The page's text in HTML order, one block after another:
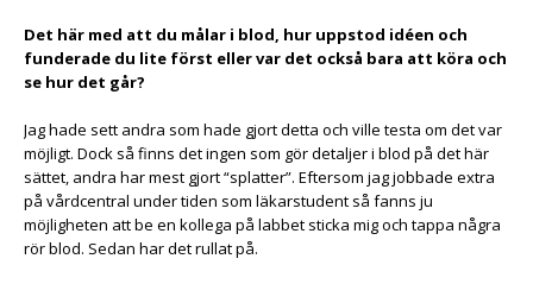
Det här med att du målar i blod, hur uppstod idéen och
funderade du lite först eller var det också bara att köra och
se hur det går?
Jag hade sett andra som hade gjort detta och ville testa om det var
möjligt. Dock så finns det ingen som gör detaljer i blod på det här
sättet, andra har mest gjort “splatter”. Eftersom jag jobbade extra
på vårdcentral under tiden som läkarstudent så fanns ju
möjligheten att be en kollega på labbet sticka mig och tappa några
rör blod. Sedan har det rullat på.